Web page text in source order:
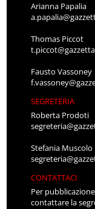
Arianna Papalia
Thomas Piccot
Fausto Vassoney
SEGRETERIA
Roberta Prodoti
Stefania Muscolo
CONTATTACI
Per
contattare la